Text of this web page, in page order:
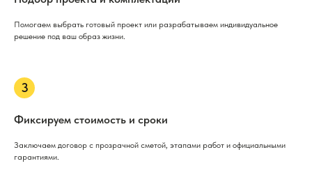
Помогаем выбрать готовый проект или разрабатываем индивидуальное
решение под ваш образ жизни.
Фиксируем стоимость и сроки
Заключаем договор с прозрачной сметой, этапами работ и официальными
гарантиями.